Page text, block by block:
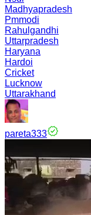
Madhyapradesh
Pmmodi
Rahulgandhi
Uttarpradesh
Haryana
Hardoi
Cricket
Lucknow
Uttarakhand
pareta333